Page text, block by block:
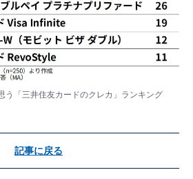
う「三井住友カードのクレカ」ランキング
記事に戻る